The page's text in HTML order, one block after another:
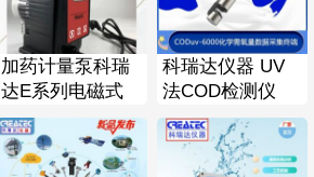
加药计量泵科瑞
达E系列电磁式
计量加药泵
CREATEC品牌单
台400元起
科瑞达仪器 UV
法COD检测仪
COD数据采集终
端